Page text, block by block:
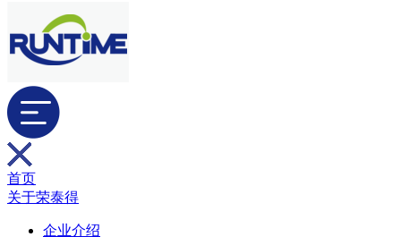
首页
关于荣泰得
企业介绍